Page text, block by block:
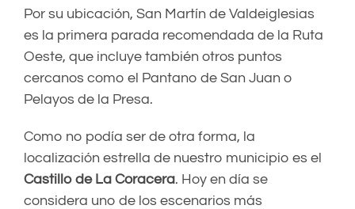
Por su ubicación, San Martín de Valdeiglesias
es la primera parada recomendada de la Ruta
Oeste, que incluye también otros puntos
cercanos como el Pantano de San Juan o
Pelayos de la Presa.
Como no podía ser de otra forma, la
localización estrella de nuestro municipio es el
Castillo de La Coracera. Hoy en día se
considera uno de los escenarios más